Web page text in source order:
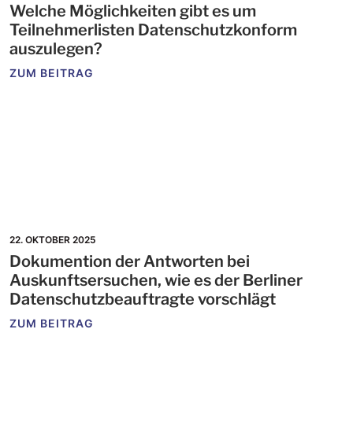
Welche Möglichkeiten gibt es um
Teilnehmerlisten Datenschutzkonform
auszulegen?
ZUM BEITRAG
22. OKTOBER 2025
Dokumention der Antworten bei
Auskunftsersuchen, wie es der Berliner
Datenschutzbeauftragte vorschlägt
ZUM BEITRAG